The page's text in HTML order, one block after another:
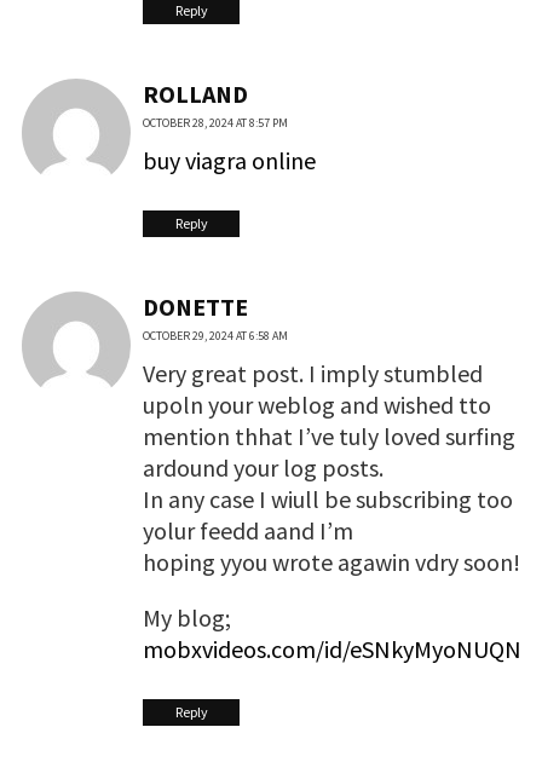
Reply
ROLLAND
OCTOBER 28, 2024 AT 8:57 PM
buy viagra online
Reply
DONETTE
OCTOBER 29, 2024 AT 6:58 AM
Very great post. I imply stumbled
upoln your weblog and wished tto
mention thhat I’ve tuly loved surfing
ardound your log posts.
In any case I wiull be subscribing too
yolur feedd aand I’m
hoping yyou wrote agawin vdry soon!
My blog;
mobxvideos.com/id/eSNkyMyoNUQN
Reply